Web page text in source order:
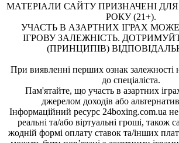
МАТЕРІАЛИ САЙТУ ПРИЗНАЧЕНІ ДЛЯ
РОКУ (21+).
УЧАСТЬ В АЗАРТНИХ ІГРАХ
ІГРОВУ ЗАЛЕЖНІСТЬ.
(ПРИНЦИПІВ)
При виявленні перших ознак залежності
до спеціаліста.
Пам'ятайте, що участь в азартних
джерелом доходів або
Інформаційний ресурс 24boxing.com.ua
реальні та/або віртуальні гроші, також
жодній формі оплату ставок та/інших